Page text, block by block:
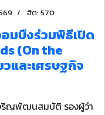
ฮิต: 570
มบึงร่วมพิธีเปิด
(On the
และเศรษฐกิจ
ริญพัฒนสมบัติ รองผู้ว่า